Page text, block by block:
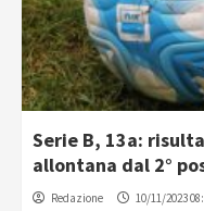
Serie B, 13a:
allontana dal 2°
Redazione 10/11/2023